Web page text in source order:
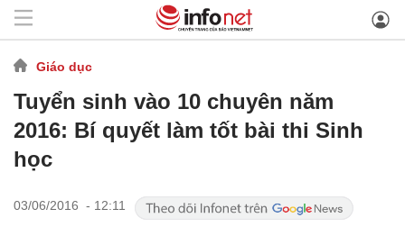
Giáo dục
Tuyển sinh vào 10 chuyên năm
2016: Bí quyết làm tốt bài thi Sinh
học
03/06/2016 - 12:11